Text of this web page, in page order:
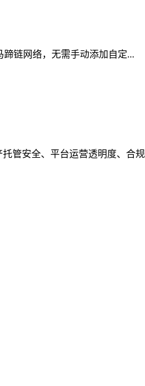
蹄链网络，无需手动添加自定...
管安全、平台运营透明度、合